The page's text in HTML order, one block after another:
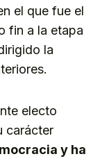
el que fue el
fin a la etapa
la
electo
carácter
y ha